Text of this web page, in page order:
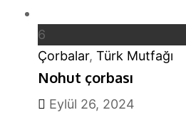
6
Çorbalar, Türk Mutfağı
Nohut çorbası
Eylül 26, 2024